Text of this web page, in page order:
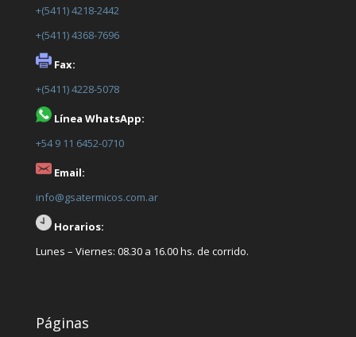
+(5411) 4218-2442
+(5411) 4368-7696
Fax:
+(5411) 4228-5078
Línea WhatsApp:
+54 9 11 6452-0710
Email:
info@gsatermicos.com.ar
Horarios:
Lunes – Viernes: 08.30 a 16.00 hs. de corrido.
Páginas